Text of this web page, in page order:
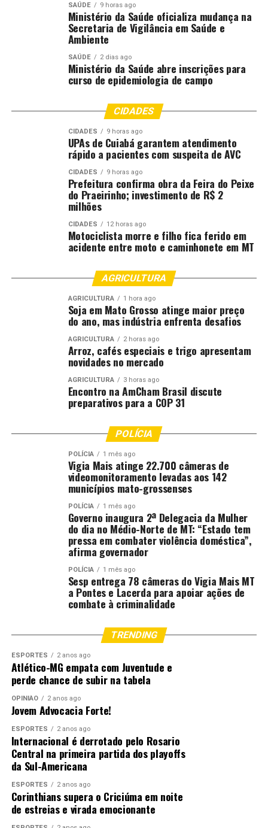
Em visita ao bairro Ribeirão do Lipa, o prefeito também
destacou a continuidade da ação nas próximas fases da
competição. “Agora já sabemos o próximo jogo da fase,
então vai ter sim. Serão novas ruas sorteadas e quatro
telões, como é o padrão normalmente. É torcer para que
não esteja frio nem chovendo, para que a população
possa ir para a rua com tranquilidade. O objetivo é levar
as pessoas ao espaço público, fortalecer o convívio e a
vivência da comunidade”, pontuou.
Morador do bairro João Bosco Pinheiro, Emerson
Germano destacou que a escolha da rua foi resultado do
empenho coletivo dos moradores.
“Todo mundo ajudou de alguma forma. Teve gente que
pintou, que arrecadou material, que organizou a rua e
hoje é uma recompensa para todo esse esforço coletivo.”
Em diversos bairros, os preparativos começaram
semanas antes do início da competição. Mais de 12
moradores do Residencial João Bosco Pinheiro se
mobilizaram para pintar as ruas, confeccionar
bandeiras, desenhar jogadores e produzir decorações
inspiradas na Seleção Brasileira. As ações tiveram início
em meados de maio e seguiram até mesmo durante a
madrugada, em sistema de revezamento entre os
A adolescente Verônica Vittoria contou que participar
comunidade.
“Foi muito legal participar. A gente pintou bandeiras,
desenhou jogadores e deixou a rua toda no clima da
Copa. Quando vimos que a nossa rua foi escolhida, foi
uma alegria para todo mundo. Valeu cada dia que a
Esta foi a terceira transmissão realizada pela Prefeitura
de Cuiabá por meio da campanha Minha Rua é Show de
No primeiro jogo da Seleção Brasileira, contra Marrocos,
realizado no sábado (13), os telões foram instalados na
SAÚDE 9 horas ago
Ministério da Saúde oficializa mudança na
Secretaria de Vigilância em Saúde e
Ambiente
SAÚDE 2 dias ago
Ministério da Saúde abre inscrições para
curso de epidemiologia de campo
CIDADES
CIDADES 9 horas ago
UPAs de Cuiabá garantem atendimento
rápido a pacientes com suspeita de AVC
CIDADES 9 horas ago
Prefeitura confirma obra da Feira do Peixe
do Praeirinho; investimento de R$ 2
milhões
CIDADES 12 horas ago
Motociclista morre e filho fica ferido em
acidente entre moto e caminhonete em MT
AGRICULTURA
AGRICULTURA 1 hora ago
Soja em Mato Grosso atinge maior preço
do ano, mas indústria enfrenta desafios
AGRICULTURA 2 horas ago
Arroz, cafés especiais e trigo apresentam
novidades no mercado
AGRICULTURA 3 horas ago
Encontro na AmCham Brasil discute
preparativos para a COP 31
POLÍCIA
POLÍCIA 1 mês ago
Vigia Mais atinge 22.700 câmeras de
videomonitoramento levadas aos 142
municípios mato-grossenses
POLÍCIA 1 mês ago
Governo inaugura 2ª Delegacia da Mulher
do dia no Médio-Norte de MT: “Estado tem
pressa em combater violência doméstica”,
afirma governador
POLÍCIA 1 mês ago
Sesp entrega 78 câmeras do Vigia Mais MT
a Pontes e Lacerda para apoiar ações de
combate à criminalidade
TRENDING
ESPORTES 2 anos ago
Atlético-MG empata com Juventude e
perde chance de subir na tabela
OPINIÃO 2 anos ago
Jovem Advocacia Forte!
ESPORTES 2 anos ago
Internacional é derrotado pelo Rosario
Central na primeira partida dos playoffs
da Sul-Americana
ESPORTES 2 anos ago
Corinthians supera o Criciúma em noite
de estreias e virada emocionante